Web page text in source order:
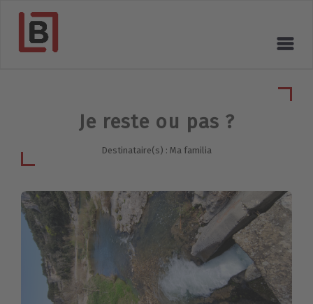
Je reste ou pas ?
Destinataire(s) : Ma familia